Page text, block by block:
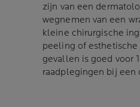
zijn van een
wegnemen van een
kleine chirurgische
peeling of
gevallen is goed voor
raadplegingen bij een